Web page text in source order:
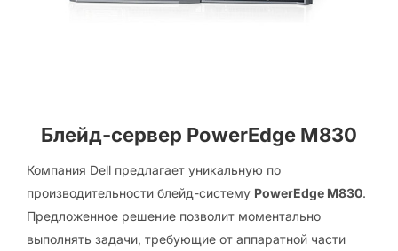
Блейд-сервер PowerEdge M830
Компания Dell предлагает уникальную по
производительности блейд-систему PowerEdge M830.
Предложенное решение позволит моментально
выполнять задачи, требующие от аппаратной части